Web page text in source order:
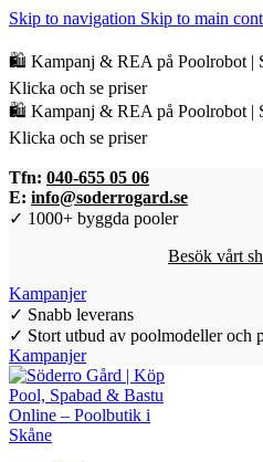
Skip to navigation Skip to main
🛍️ Kampanj & REA på Poolrobot |
Klicka och se priser
🛍️ Kampanj & REA på Poolrobot |
Klicka och se priser
Tfn: 040-655 05 06
E: info@soderrogard.se
✓ 1000+ byggda pooler
Besök vårt
Kampanjer
✓ Snabb leverans
✓ Stort utbud av poolmodeller och
Kampanjer